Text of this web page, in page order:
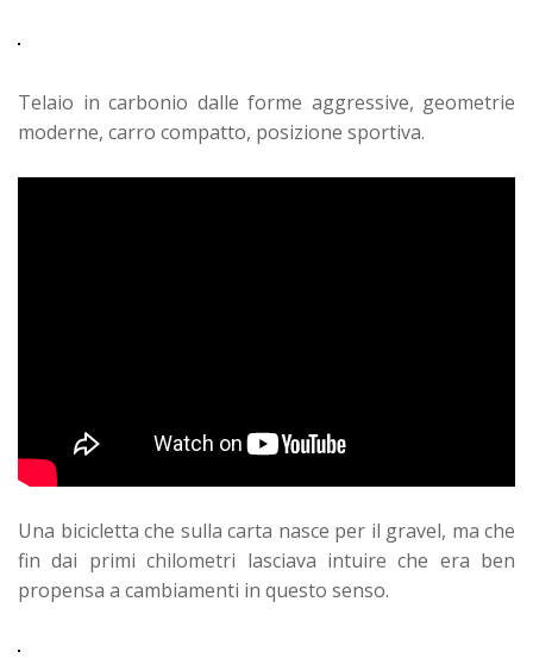
Telaio in carbonio dalle forme aggressive, geometrie
moderne, carro compatto, posizione sportiva.
Una bicicletta che sulla carta nasce per il gravel, ma che
fin dai primi chilometri lasciava intuire che era ben
propensa a cambiamenti in questo senso.